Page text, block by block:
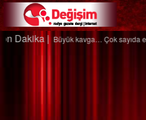
Son Dakika |Ağaçtan düştü…